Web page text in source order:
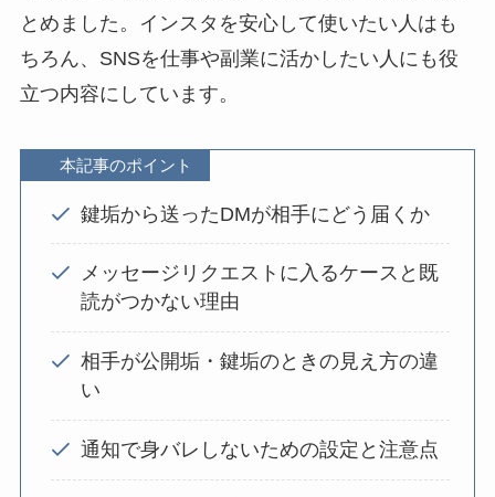
とめました。インスタを安心して使いたい人はも
ちろん、SNSを仕事や副業に活かしたい人にも役
立つ内容にしています。
本記事のポイント
鍵垢から送ったDMが相手にどう届くか
メッセージリクエストに入るケースと既
読がつかない理由
相手が公開垢・鍵垢のときの見え方の違
い
通知で身バレしないための設定と注意点